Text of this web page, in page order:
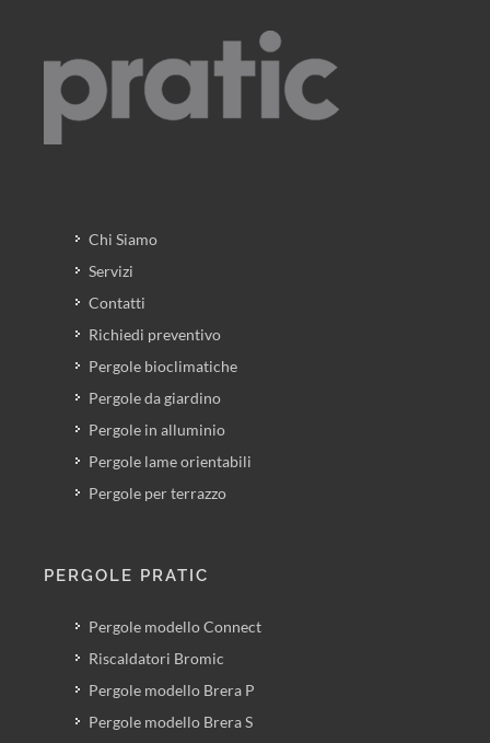
Chi Siamo
Servizi
Contatti
Richiedi preventivo
Pergole bioclimatiche
Pergole da giardino
Pergole in alluminio
Pergole lame orientabili
Pergole per terrazzo
PERGOLE PRATIC
Pergole modello Connect
Riscaldatori Bromic
Pergole modello Brera P
Pergole modello Brera S